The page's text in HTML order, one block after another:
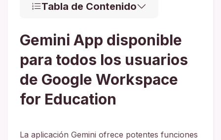
Tabla de Contenido
Gemini App disponible
para todos los usuarios
de Google Workspace
for Education
La aplicación Gemini ofrece potentes funciones